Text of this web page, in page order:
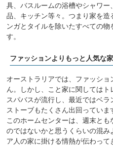
具、バスルームの浴槽やシャワ
品、キッチン等々。つまり家を
ンガとタイルを除いたすべての
す。
ファッションよりもっと人気な
オーストラリアでは、ファッシ
ん。しかし、こと家に関しては
スパバスが流行し、最近ではベ
ストーブもたくさん出回っていま
このホームセンターは、週末と
のではないかと思うくらいの混
ア人の家に掛ける情熱が伝わって